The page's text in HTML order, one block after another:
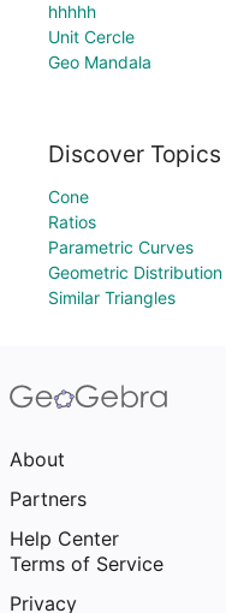
hhhhh
Unit Cercle
Geo Mandala
Discover Topics
Cone
Ratios
Parametric Curves
Geometric Distribution
Similar Triangles
About
Partners
Help Center
Terms of Service
Privacy